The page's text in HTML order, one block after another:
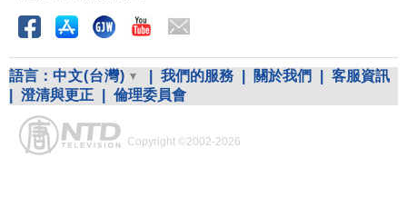
語言： 中文(台灣) 我們的服務 關於我們
客服資訊
澄清與更正 倫理委員會
Copyright ©2002-2026